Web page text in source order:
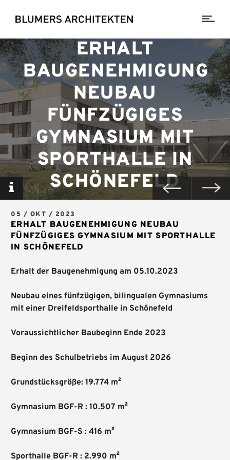
ERHALT
BAUGENEHMIGUNG
NEUBAU
FÜNFZÜGIGES
GYMNASIUM MIT
SPORTHALLE IN
SCHÖNEFELD
05 / OKT / 2023
ERHALT BAUGENEHMIGUNG NEUBAU
FÜNFZÜGIGES GYMNASIUM MIT SPORTHALLE
IN SCHÖNEFELD
Erhalt der Baugenehmigung am 05.10.2023
Neubau eines fünfzügigen, bilingualen Gymnasiums
mit einer Dreifeldsporthalle in Schönefeld
Voraussichtlicher Baubeginn Ende 2023
Beginn des Schulbetriebs im August 2026
Grundstücksgröße: 19.774 m²
Gymnasium BGF-R : 10.507 m²
Gymnasium BGF-S : 416 m²
Sporthalle BGF-R : 2.990 m²